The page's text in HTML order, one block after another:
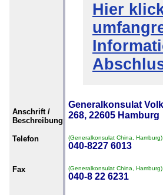
Hier
Anschrift /
Beschreibung
Generalkonsulat
268, 22605 Hamburg
Telefon (Generalkonsulat China, Hamburg)
040-8227 6013
Fax (Generalkonsulat China, Hamburg)
040-8 22 6231